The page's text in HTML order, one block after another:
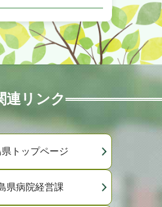
連リンク
トップページ
県病院経営課